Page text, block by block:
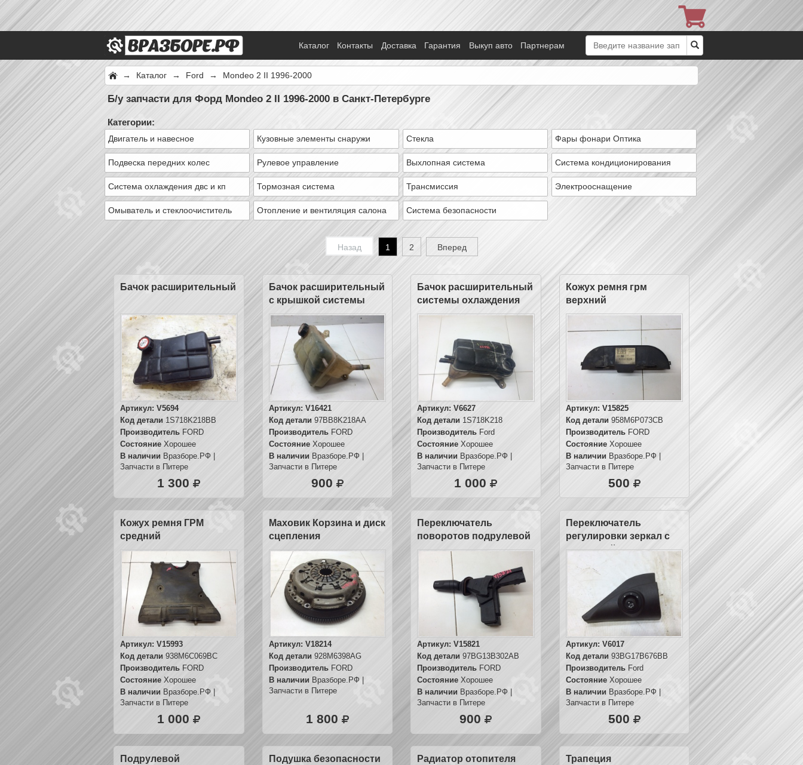
Каталог Контакты Доставка Гарантия Выкуп авто Партнерам
→ Каталог → Ford → Mondeo 2 II 1996-2000
Б/у запчасти для Форд Mondeo 2 II 1996-2000 в Санкт-Петербурге
Категории:
Двигатель и навесное Кузовные элементы снаружи Стекла Фары фонари Оптика
Подвеска передних колес Рулевое управление Выхлопная система Система кондиционирования
Система охлаждения двс и кп Тормозная система Трансмиссия Электрооснащение
Омыватель и стеклоочиститель Отопление и вентиляция салона Система безопасности
Назад 1 2 Вперед
Бачок расширительный
Артикул: V5694
Код детали 1S718K218BB
Производитель FORD
Состояние Хорошее
В наличии Вразборе.РФ |
Запчасти в Питере
1 300
Бачок расширительный
с крышкой системы
охлаждения
Артикул: V16421
Код детали 97BB8K218AA
ПроизводительFORD
СостояниеХорошее
В наличии Вразборе.РФ |
Запчасти в Питере
900
Бачок расширительный
системы охлаждения
Артикул: V6627
Код детали 1S718K218
Производитель Ford
Состояние Хорошее
В наличии Вразборе.РФ |
Запчасти в Питере
1 000
Кожух ремня грм
верхний
Артикул: V15825
Код детали 958M6P073CB
ПроизводительFORD
СостояниеХорошее
В наличии Вразборе.РФ |
Запчасти в Питере
500
Кожух ремня ГРМ
средний
Артикул: V15993
Код детали 938M6C069BC
Производитель FORD
Состояние Хорошее
В наличии Вразборе.РФ |
Запчасти в Питере
1 000
Маховик Корзина и диск
сцепления
Артикул: V18214
Код детали 928M6398AG
ПроизводительFORD
В наличии Вразборе.РФ |
Запчасти в Питере
1 800
Переключатель
поворотов подрулевой
Артикул: V15821
Код детали 97BG13B302AB
Производитель FORD
Состояние Хорошее
В наличии Вразборе.РФ |
Запчасти в Питере
900
Переключатель
регулировки зеркал с
накладкой
Артикул: V6017
Код детали 93BG17B676BB
ПроизводительFord
СостояниеХорошее
В наличии Вразборе.РФ |
Запчасти в Питере
500
Подрулевой
Подушка безопасности
Радиатор отопителя
Трапеция